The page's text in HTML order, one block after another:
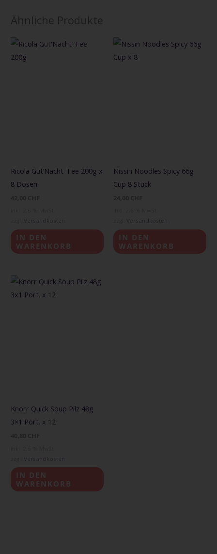
Ähnliche Produkte
Ricola Gut’Nacht-Tee 200g x
8 Dosen
IN DEN
WARENKORB
Nissin Noodles Spicy 66g
Cup 8 Stück
IN DEN
WARENKORB
Knorr Quick Soup Pilz 48g
3×1 Port. x 12
IN DEN
WARENKORB